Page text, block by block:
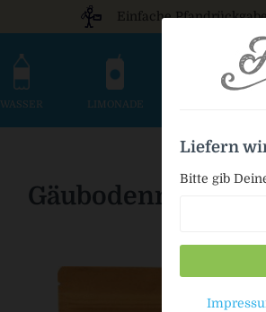
Einfache
WASSER LIMONADE
Gäubodennuss
Liefern
Bitte gib